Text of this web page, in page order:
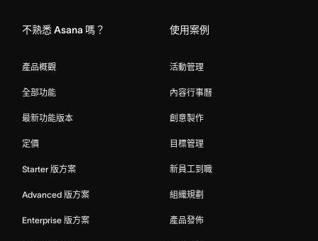
不熟悉 Asana 嗎？
產品概觀
全部功能
最新功能版本
定價
Starter 版方案
Advanced 版方案
Enterprise 版方案
使用案例
活動管理
內容行事曆
創意製作
目標管理
新員工到職
組織規劃
產品發佈